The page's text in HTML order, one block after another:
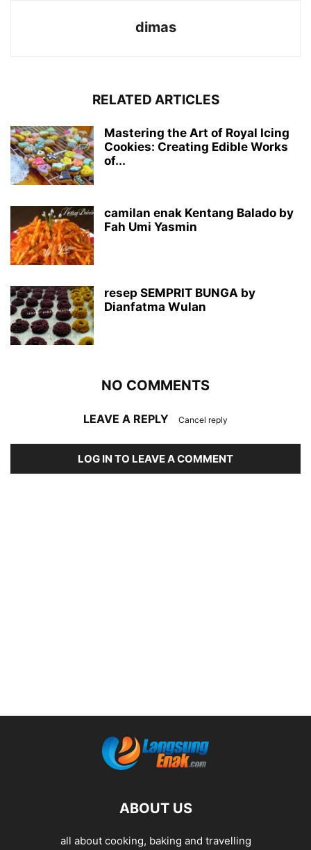
dimas
RELATED ARTICLES
Mastering the Art of Royal Icing
Cookies: Creating Edible Works
of...
camilan enak Kentang Balado by
Fah Umi Yasmin
resep SEMPRIT BUNGA by
Dianfatma Wulan
NO COMMENTS
LEAVE A REPLY Cancel reply
LOG IN TO LEAVE A COMMENT
ABOUT US
all about cooking, baking and travelling